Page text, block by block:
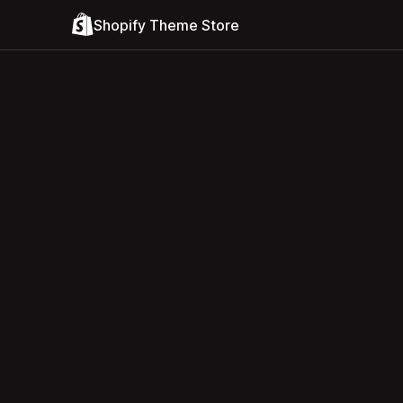
Shopify Theme Store